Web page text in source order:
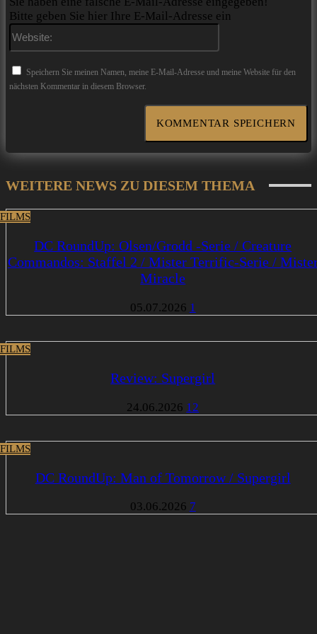
Bitte geben Sie hier Ihre E-Mail-Adresse ein
Speichern Sie meinen Namen, meine E-Mail-Adresse und meine Website für den
nächsten Kommentar in diesem Browser.
WEITERE NEWS ZU DIESEM THEMA
DC RoundUp: Olsen/Grodd -Serie / Creature
Commandos: Staffel 2 / Mister Terrific-Serie /
Miracle
05.07.2026 1
Review: Supergirl
24.06.2026 12
DC RoundUp: Man of Tomorrow / Supergirl
03.06.2026 7